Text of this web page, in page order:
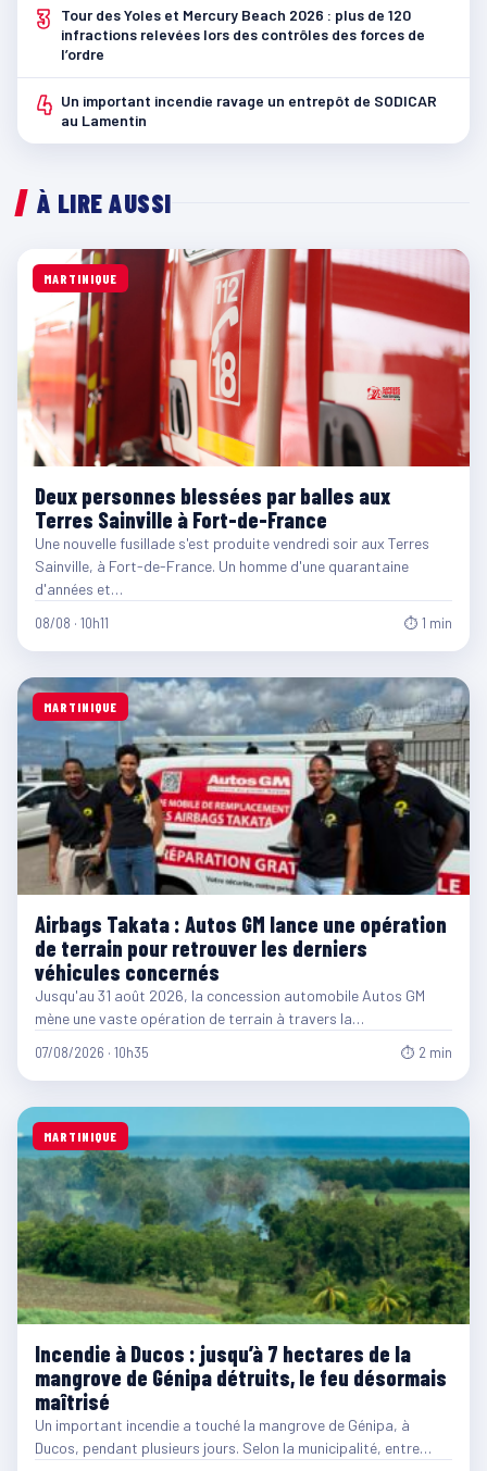
3
Tour des Yoles et Mercury Beach 2026 : plus de 120
infractions relevées lors des contrôles des forces de
l’ordre
4 Un important incendie ravage un entrepôt de SODICAR
au Lamentin
À LIRE AUSSI
MARTINIQUE
Deux personnes blessées par balles aux
Terres Sainville à Fort-de-France
Une nouvelle fusillade s'est produite vendredi soir aux Terres
Sainville, à Fort-de-France. Un homme d'une quarantaine
d'années et…
08/08 · 10h11 ⏱ 1 min
MARTINIQUE
Airbags Takata : Autos GM lance une opération
de terrain pour retrouver les derniers
véhicules concernés
Jusqu'au 31 août 2026, la concession automobile Autos GM
mène une vaste opération de terrain à travers la…
07/08/2026 · 10h35 ⏱ 2 min
MARTINIQUE
Incendie à Ducos : jusqu’à 7 hectares de la
mangrove de Génipa détruits, le feu désormais
maîtrisé
Un important incendie a touché la mangrove de Génipa, à
Ducos, pendant plusieurs jours. Selon la municipalité, entre…